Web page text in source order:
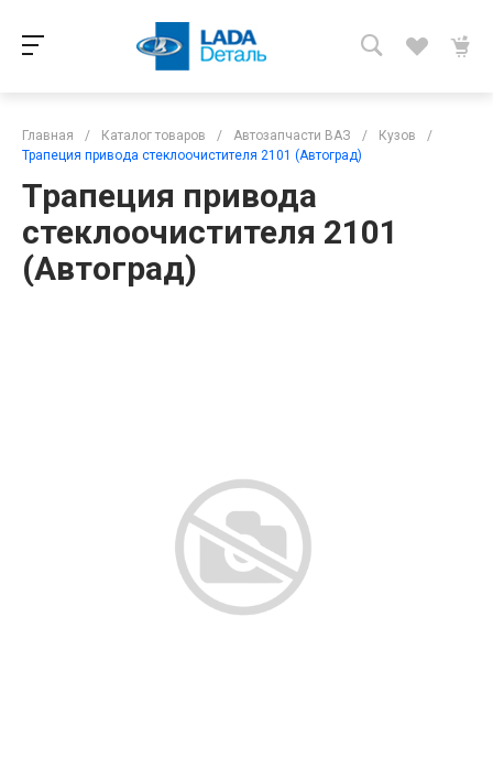
Главная / Каталог товаров / Автозапчасти ВАЗ / Кузов
/
Трапеция привода стеклоочистителя 2101 (Автоград)
Трапеция привода
стеклоочистителя 2101
(Автоград)